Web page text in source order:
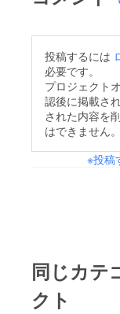
投稿するには
必要です。
プロジェクト
認後に掲載さ
された内容を
はできません。
※投稿
同じカテ
クト